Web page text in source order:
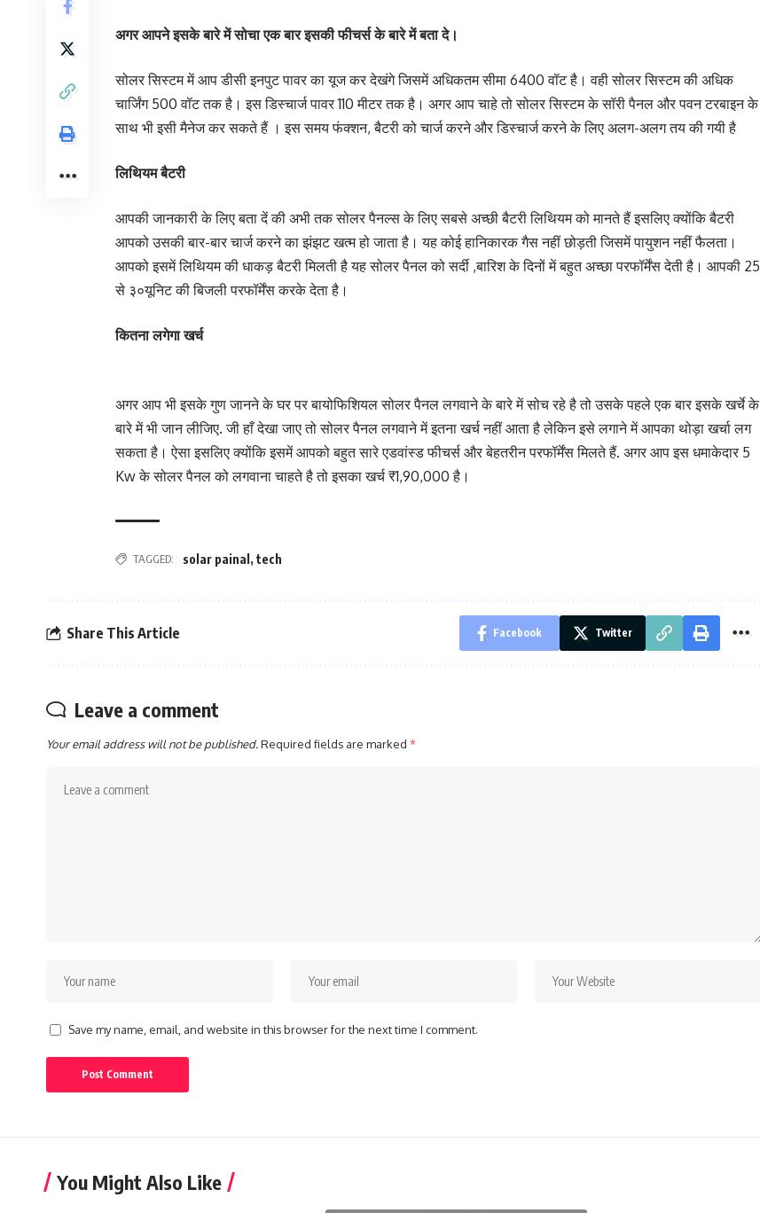
अगर आपने इसके बारे में सोचा एक बार इसकी फीचर्स के बारे में बता दे।
सोलर सिस्टम में आप डीसी इनपुट पावर का यूज कर देखंगे जिसमें अधिकतम सीमा 6400 वॉट है। वही सोलर सिस्टम की अधिक
चार्जिंग 500 वॉट तक है। इस डिस्चार्ज पावर 110 मीटर तक है। अगर आप चाहे तो सोलर सिस्टम के सॉरी पैनल और पवन टरबाइन के
साथ भी इसी मैनेज कर सकते हैं । इस समय फंक्शन, बैटरी को चार्ज करने और डिस्चार्ज करने के लिए अलग-अलग तय की गयी है
लिथियम बैटरी
आपकी जानकारी के लिए बता दें की अभी तक सोलर पैनल्स के लिए सबसे अच्छी बैटरी लिथियम को मानते हैं इसलिए क्योंकि बैटरी
आपको उसकी बार-बार चार्ज करने का झंझट खत्म हो जाता है। यह कोई हानिकारक गैस नहीं छोड़ती जिसमें पायुशन नहीं फैलता।
आपको इसमें लिथियम की धाकड़ बैटरी मिलती है यह सोलर पैनल को सर्दी ,बारिश के दिनों में बहुत अच्छा परफॉर्मेंस देती है। आपकी 25
से ३०यूनिट की बिजली परफॉर्मेंस करके देता है।
कितना लगेगा खर्च
अगर आप भी इसके गुण जानने के घर पर बायोफिशियल सोलर पैनल लगवाने के बारे में सोच रहे है तो उसके पहले एक बार इसके खर्चे के
बारे में भी जान लीजिए. जी हाँ देखा जाए तो सोलर पैनल लगवाने में इतना खर्च नहीं आता है लेकिन इसे लगाने में आपका थोड़ा खर्चा लग
सकता है। ऐसा इसलिए क्योंकि इसमें आपको बहुत सारे एडवांस्ड फीचर्स और बेहतरीन परफॉर्मेंस मिलते हैं. अगर आप इस धमाकेदार 5
Kw के सोलर पैनल को लगवाना चाहते है तो इसका खर्च ₹1,90,000 है।
TAGGED: solar painal , tech
Share This Article Facebook Twitter
Leave a comment
Your email address will not be published.Required fields are marked *
Save my name, email, and website in this browser for the next time I comment.
You Might Also Like